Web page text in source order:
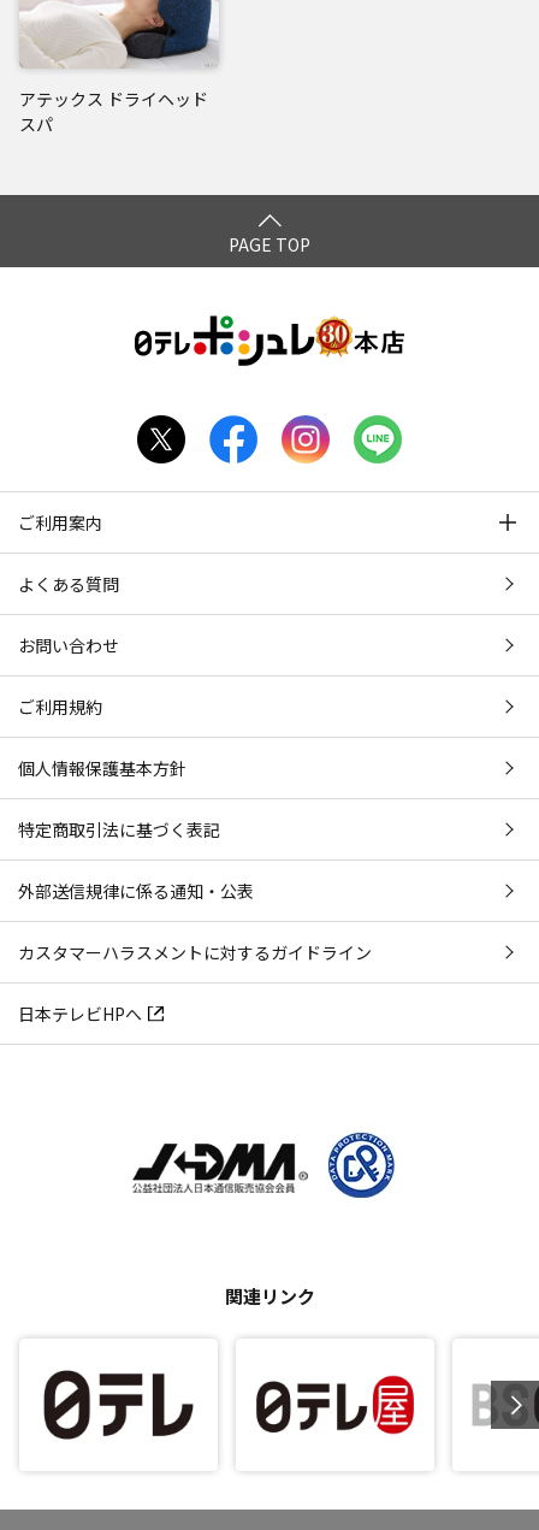
アテックス ドライヘッド
スパ
PAGE TOP
ご利用案内
よくある質問
お問い合わせ
ご利用規約
個人情報保護基本方針
特定商取引法に基づく表記
外部送信規律に係る通知・公表
カスタマーハラスメントに対するガイドライン
日本テレビHPへ
関連リンク